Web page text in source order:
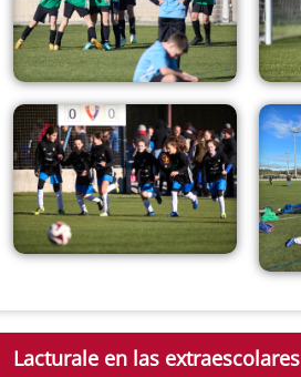
Lacturale en las extraescolares